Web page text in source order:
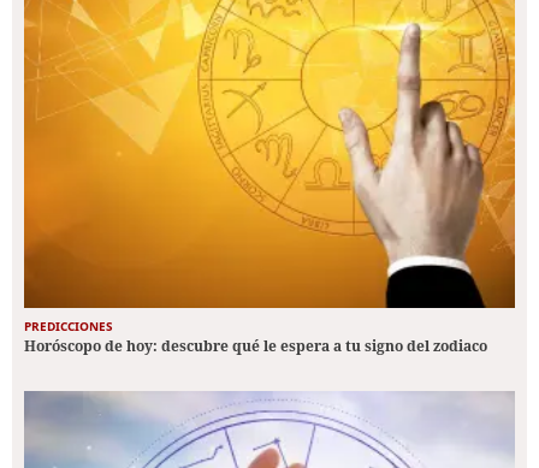
PREDICCIONES
Horóscopo de hoy: descubre qué le espera a tu signo del zodiaco